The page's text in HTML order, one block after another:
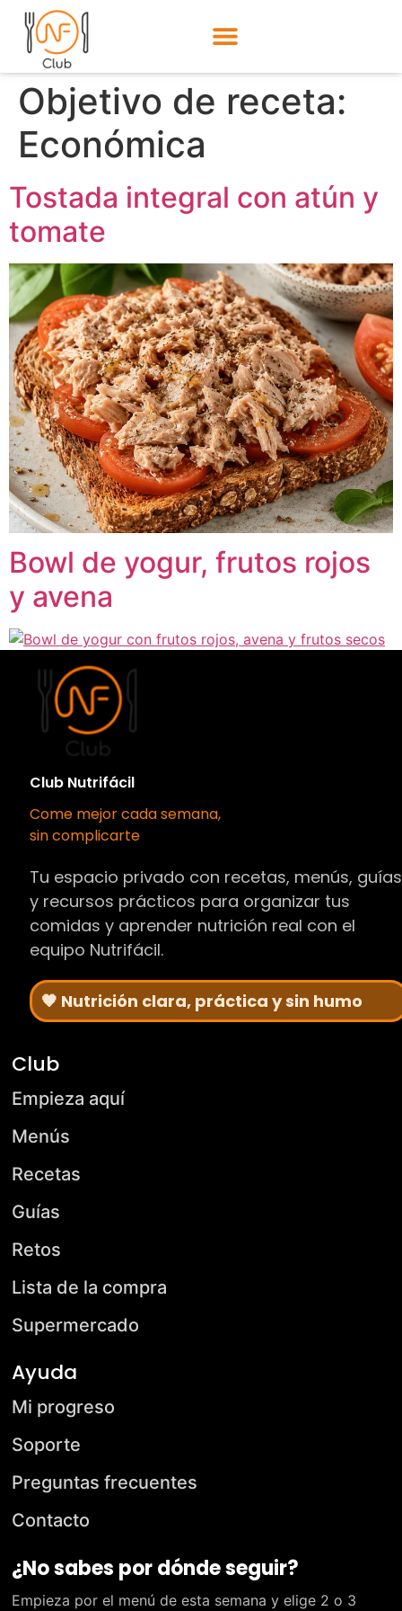
Objetivo de receta:
Económica
Tostada integral con atún y
tomate
Bowl de yogur, frutos rojos
y avena
Club Nutrifácil
Come mejor cada semana,
sin complicarte
Tu espacio privado con recetas, menús, guías
y recursos prácticos para organizar tus
comidas y aprender nutrición real con el
equipo Nutrifácil.
🧡 Nutrición clara, práctica y sin humo
Club
Empieza aquí
Menús
Recetas
Guías
Retos
Lista de la compra
Supermercado
Ayuda
Mi progreso
Soporte
Preguntas frecuentes
Contacto
¿No sabes por dónde seguir?
Empieza por el menú de esta semana y elige 2 o 3